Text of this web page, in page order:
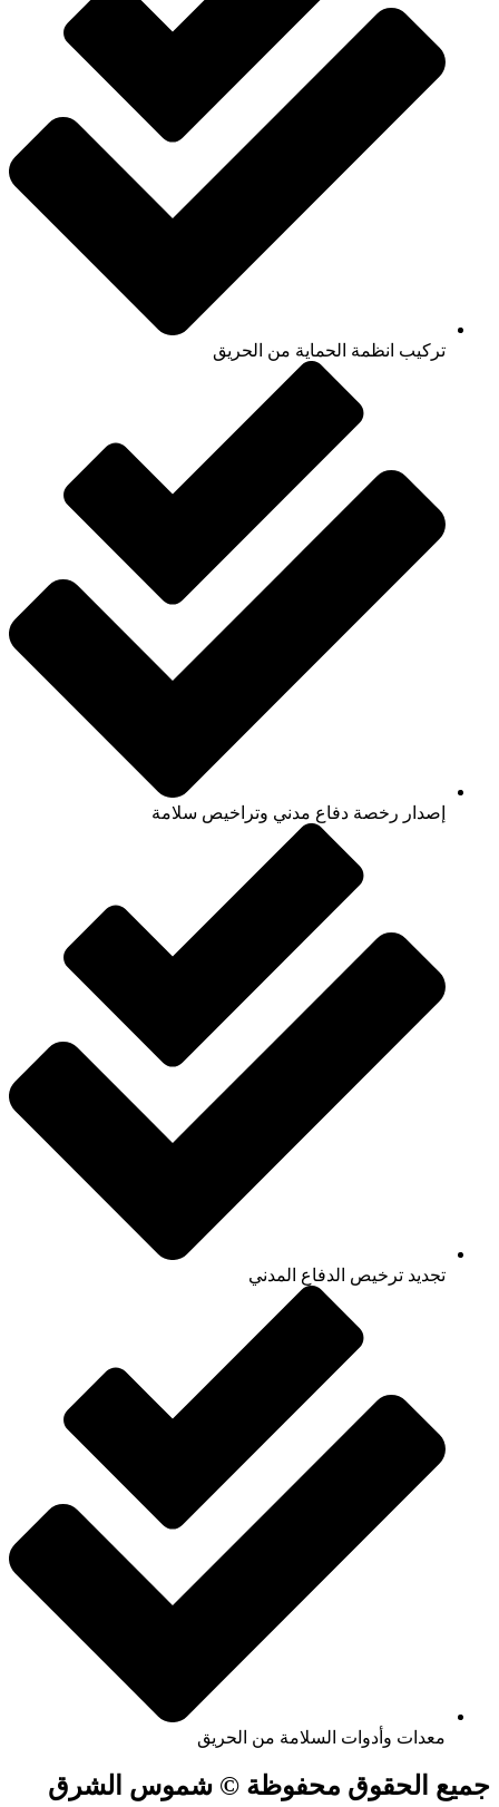
تركيب انظمة الحماية من الحريق
إصدار رخصة دفاع مدني وتراخيص سلامة
تجديد ترخيص الدفاع المدني
معدات وأدوات السلامة من الحريق
جميع الحقوق محفوظة © شموس الشرق